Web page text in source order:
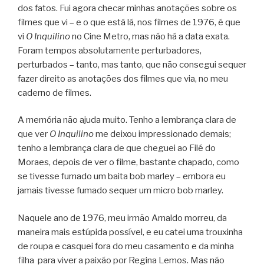
dos fatos. Fui agora checar minhas anotações sobre os
filmes que vi – e o que está lá, nos filmes de 1976, é que
vi O Inquilinono Cine Metro, mas não há a data exata.
Foram tempos absolutamente perturbadores,
perturbados – tanto, mas tanto, que não consegui sequer
fazer direito as anotações dos filmes que via, no meu
caderno de filmes.
A memória não ajuda muito. Tenho a lembrança clara de
que ver O Inquilinome deixou impressionado demais;
tenho a lembrança clara de que cheguei ao Filé do
Moraes, depois de ver o filme, bastante chapado, como
se tivesse fumado um baita bob marley – embora eu
jamais tivesse fumado sequer um micro bob marley.
Naquele ano de 1976, meu irmão Arnaldo morreu, da
maneira mais estúpida possível, e eu catei uma trouxinha
de roupa e casquei fora do meu casamento e da minha
filha para viver a paixão por Regina Lemos. Mas não